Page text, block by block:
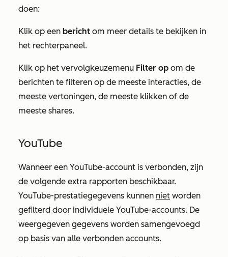
doen:
Klik op een bericht om meer details te bekijken in
het rechterpaneel.
Klik op het vervolgkeuzemenu Filter op om de
berichten te filteren op de meeste interacties, de
meeste vertoningen, de meeste klikken of de
meeste shares.
YouTube
Wanneer een YouTube-account is verbonden, zijn
de volgende extra rapporten beschikbaar.
YouTube-prestatiegegevens kunnen niet worden
gefilterd door individuele YouTube-accounts. De
weergegeven gegevens worden samengevoegd
op basis van alle verbonden accounts.